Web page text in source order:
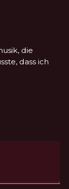
die
dass ich